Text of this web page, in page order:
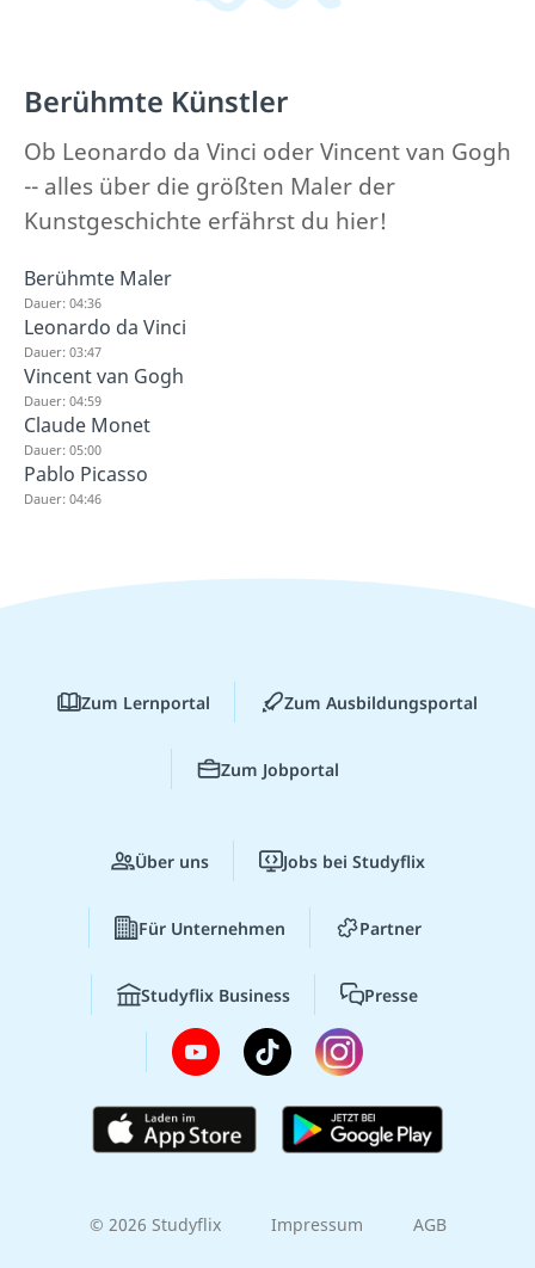
Berühmte Künstler
Ob Leonardo da Vinci oder Vincent van Gogh
-- alles über die größten Maler der
Kunstgeschichte erfährst du hier!
Berühmte Maler
Dauer: 04:36
Leonardo da Vinci
Dauer: 03:47
Vincent van Gogh
Dauer: 04:59
Claude Monet
Dauer: 05:00
Pablo Picasso
Dauer: 04:46
Zum Lernportal Zum Ausbildungsportal
Zum Jobportal
Über uns Jobs bei Studyflix
Für Unternehmen Partner
Studyflix Business Presse
© 2026 Studyflix Impressum AGB